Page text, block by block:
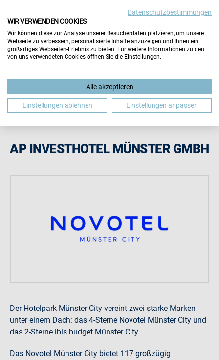
Die Inhalte dieser Seite werden vom
Aussteller selbst gepflegt. Für die Richtigkeit aller
Angaben übernimmt der Veranstalter keine Gewähr.
Hinweis schließen
AP INVESTHOTEL MÜNSTER GMBH
Der Hotelpark Münster City vereint zwei starke Marken
unter einem Dach: das 4-Sterne Novotel Münster City und
das 2-Sterne ibis budget Münster City.
Das Novotel Münster City bietet 117 großzügig
Datenschutzbestimmungen
WIR VERWENDEN COOKIES
Wir können diese zur Analyse unserer Besucherdaten platzieren, um unsere
Webseite zu verbessern, personalisierte Inhalte anzuzeigen und Ihnen ein
großartiges Webseiten-Erlebnis zu bieten. Für weitere Informationen zu den
von uns verwendeten Cookies öffnen Sie die Einstellungen.
Alle akzeptieren
Einstellungen ablehnen Einstellungen anpassen